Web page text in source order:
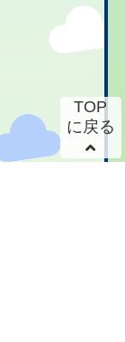
TOP
に戻る